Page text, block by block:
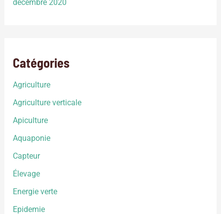
décembre 2020
Catégories
Agriculture
Agriculture verticale
Apiculture
Aquaponie
Capteur
Élevage
Energie verte
Epidemie